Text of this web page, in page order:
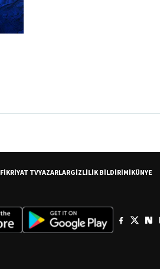
FİKRİYAT TVYAZARLARGİZLİLİK BİLDİRİMİKÜNYE